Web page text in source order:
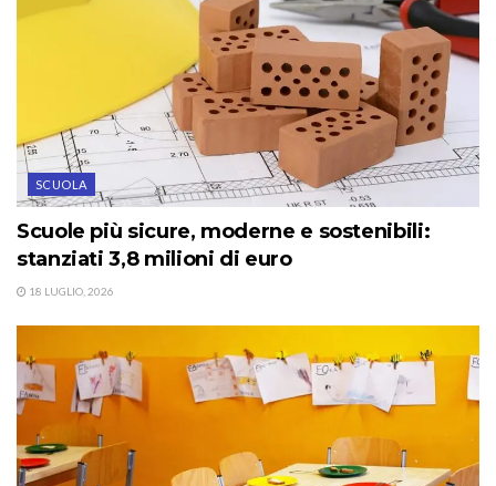
SCUOLA
Scuole più sicure, moderne e sostenibili:
stanziati 3,8 milioni di euro
18 LUGLIO, 2026